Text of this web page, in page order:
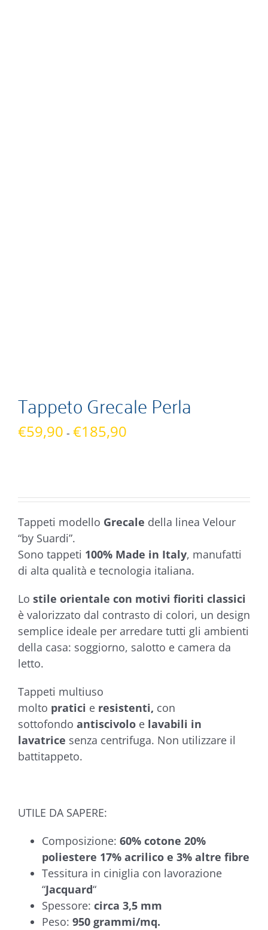
Tappeto Grecale Perla
€59,90 - €185,90
€185,90
Tappeti modello Grecale della linea Velour
“by Suardi”.
Sono tappeti 100% Made in Italy, manufatti
di alta qualità e tecnologia italiana.
Lo stile orientale con motivi fioriti classici
è valorizzato dal contrasto di colori, un design
semplice ideale per arredare tutti gli ambienti
della casa: soggiorno, salotto e camera da
letto.
Tappeti multiuso
molto pratici e resistenti, con
sottofondo antiscivolo e lavabili in
lavatrice senza centrifuga. Non utilizzare il
battitappeto.
UTILE DA SAPERE:
Composizione: 60% cotone 20%
poliestere 17% acrilico e 3% altre fibre
Tessitura in ciniglia con lavorazione
“Jacquard“
Spessore: circa 3,5 mm
Peso: 950 grammi/mq.